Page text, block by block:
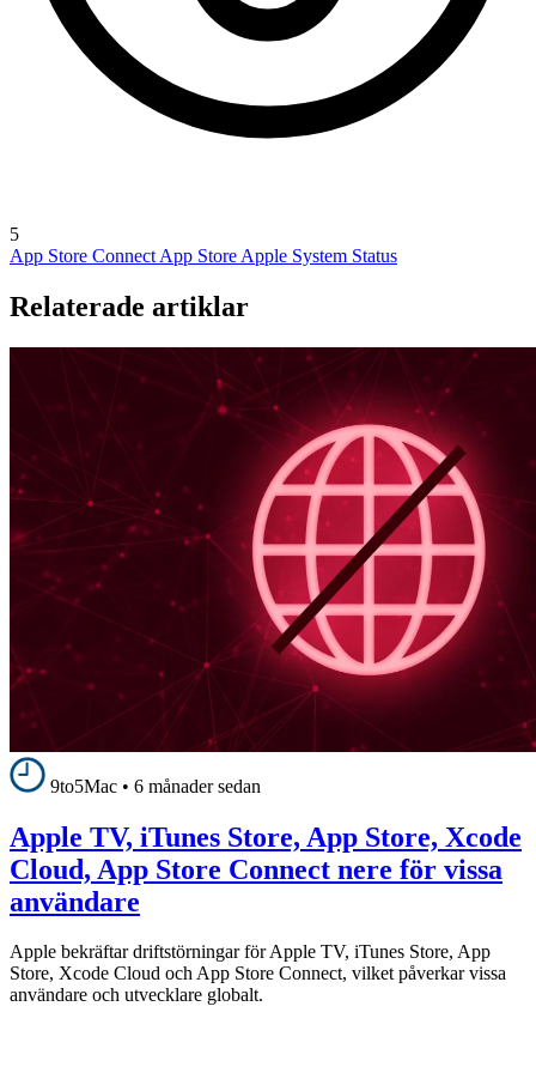
5
App Store Connect App Store Apple System Status
Relaterade artiklar
9to5Mac • 6 månader sedan
Apple TV, iTunes Store, App Store, Xcode
Cloud, App Store Connect nere för vissa
användare
Apple bekräftar driftstörningar för Apple TV, iTunes Store, App
Store, Xcode Cloud och App Store Connect, vilket påverkar vissa
användare och utvecklare globalt.